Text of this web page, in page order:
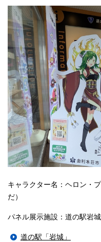
キャラクター名：ヘロン・
だ）
パネル展示施設：道の駅岩城
道の駅「岩城」